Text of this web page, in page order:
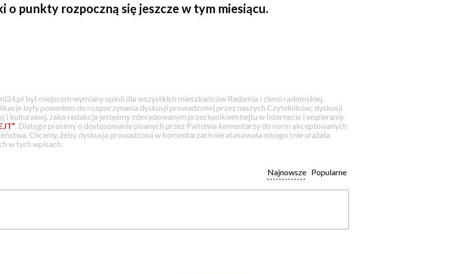
o punkty rozpoczną się jeszcze w tym miesiącu.
był miejscem wymiany opinii dla wszystkich mieszkańców Radomia i ziemi radomskiej.
były powodem do rozpoczynania dyskusji prowadzonej przez naszych Czytelników; dyskusji
i kulturalnej. Jako redakcja jesteśmy zdecydowanym przeciwnikiem hejtu w Internecie i wspieramy
. Dlatego prosimy o dostosowanie pisanych przez Państwa komentarzy do norm akceptowanych
Chcemy, żeby dyskusja prowadzona w komentarzach nie atakowała nikogo i nie urażała
w tych wpisach.
Popularne
Najnowsze